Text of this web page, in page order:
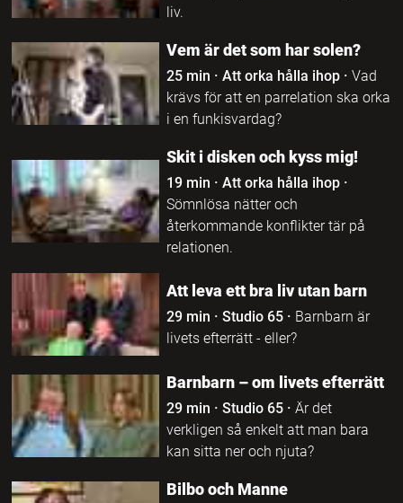
liv.
Vem är det som har solen?
25 min · Att orka hålla ihop· Vad
krävs för att en parrelation ska orka
i en funkisvardag?
Skit i disken och kyss mig!
19 min · Att orka hålla ihop·
Sömnlösa nätter och
återkommande konflikter tär på
relationen.
Att leva ett bra liv utan barn
29 min · Studio 65· Barnbarn är
livets efterrätt - eller?
Barnbarn – om livets efterrätt
29 min · Studio 65· Är det
verkligen så enkelt att man bara
kan sitta ner och njuta?
Bilbo och Manne